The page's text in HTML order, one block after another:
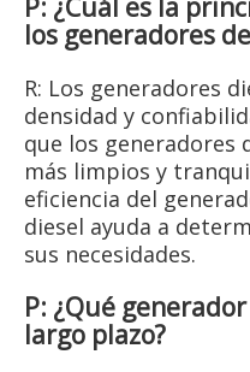
P: ¿Cuál es la
los generadores
R: Los generadores
densidad y
que los generadores
más limpios y
eficiencia del
diesel ayuda a
sus necesidades.
P: ¿Qué
largo plazo?